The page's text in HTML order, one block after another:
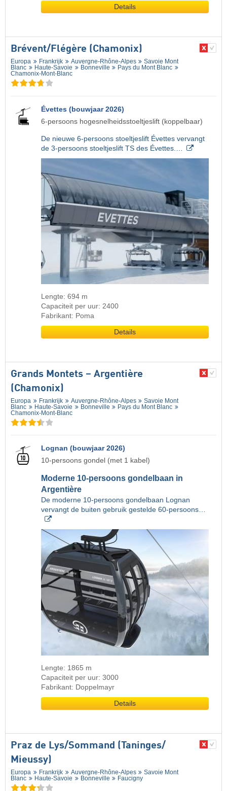
Details
Brévent/​Flégère (Chamonix)
Europa Frankrijk Auvergne-Rhône-Alpes
Savoie Mont
Blanc
Haute-Savoie Bonneville
Pays du Mont Blanc
Chamonix-Mont-Blanc
Évettes (bouwjaar 2026)
6-persoons hogesnelheidsstoeltjeslift (koppelbaar)
De nieuwe 6-persoons stoeltjeslift Évettes vervangt
de 3-persoons stoeltjeslift TS des Évettes.…
Lengte: 694 m
Capaciteit per uur: 2400
Fabrikant: Poma
Details
Grands Montets – Argentière
(Chamonix)
Europa Frankrijk Auvergne-Rhône-Alpes
Savoie Mont
Blanc
Haute-Savoie Bonneville
Pays du Mont Blanc
Chamonix-Mont-Blanc
Lognan (bouwjaar 2026)
10-persoons gondel (met 1 kabel)
Moderne 10-persoons gondelbaan in
Argentière
De moderne 10-persoons gondelbaan Lognan
vervangt de buiten gebruik gestelde 60-persoons…
Lengte: 1865 m
Capaciteit per uur: 3000
Fabrikant: Doppelmayr
Details
Praz de Lys/​Sommand (Taninges/​
Mieussy)
Europa Frankrijk Auvergne-Rhône-Alpes
Savoie Mont
Blanc
Haute-Savoie Bonneville Faucigny